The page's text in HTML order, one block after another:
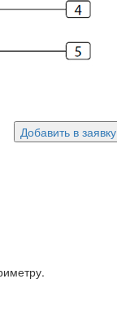
Добавить в заявку